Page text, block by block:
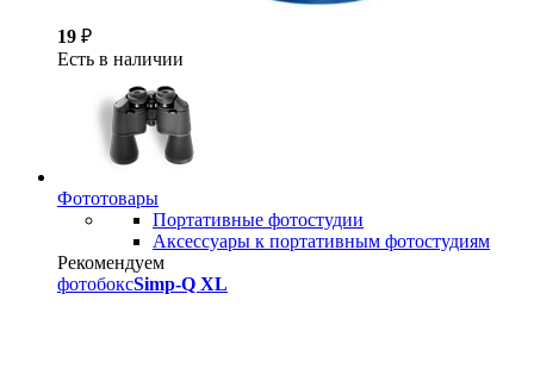
19 ₽
Есть в наличии
Фототовары
Портативные фотостудии
Аксессуары к портативным фотостудиям
Рекомендуем
фотобоксSimp-Q XL